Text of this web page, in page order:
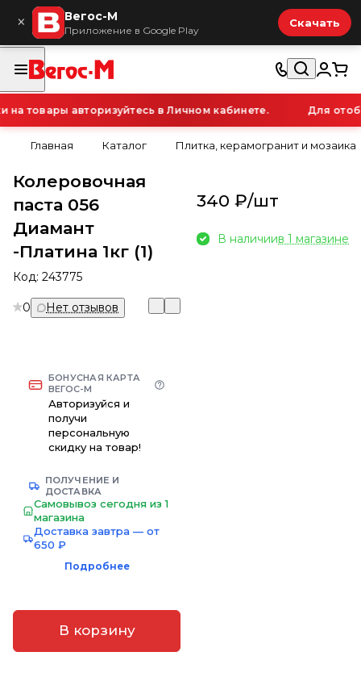
× Вегос-М
Приложение в Google Play
Скачать
товары авторизуйтесь в Личном кабинете. Для
Главная Каталог Плитка, керамогранит и мозаика
Колеровочная
паста 056
Диамант
-Платина 1кг (1)
Код: 243775
0 Нет отзывов
БОНУСНАЯ КАРТА
ВЕГОС-М
Авторизуйся и
получи
персональную
скидку на товар!
ПОЛУЧЕНИЕ И
ДОСТАВКА
Самовывоз сегодня из 1
магазина
Доставка завтра — от
650 ₽
Подробнее
В корзину
340 ₽/шт
В наличиив 1 магазине